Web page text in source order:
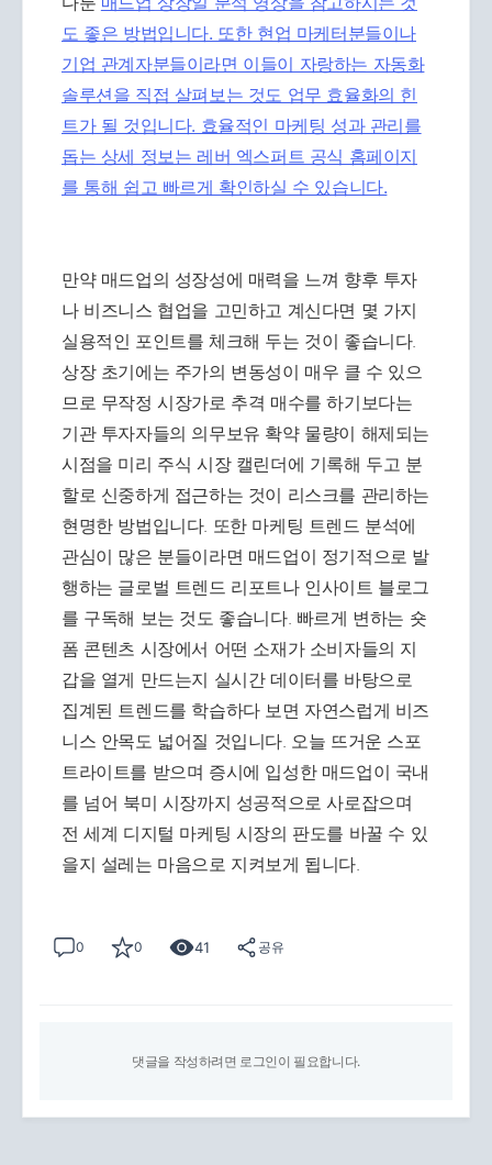
도 좋은 방법입니다. 또한 현업 마케터분들이나
기업 관계자분들이라면 이들이 자랑하는 자동화
솔루션을 직접 살펴보는 것도 업무 효율화의 힌
트가 될 것입니다. 효율적인 마케팅 성과 관리를
돕는 상세 정보는 레버 엑스퍼트 공식 홈페이지
를 통해 쉽고 빠르게 확인하실 수 있습니다.
만약 매드업의 성장성에 매력을 느껴 향후 투자
나 비즈니스 협업을 고민하고 계신다면 몇 가지
실용적인 포인트를 체크해 두는 것이 좋습니다.
상장 초기에는 주가의 변동성이 매우 클 수 있으
므로 무작정 시장가로 추격 매수를 하기보다는
기관 투자자들의 의무보유 확약 물량이 해제되는
시점을 미리 주식 시장 캘린더에 기록해 두고 분
할로 신중하게 접근하는 것이 리스크를 관리하는
현명한 방법입니다. 또한 마케팅 트렌드 분석에
관심이 많은 분들이라면 매드업이 정기적으로 발
행하는 글로벌 트렌드 리포트나 인사이트 블로그
를 구독해 보는 것도 좋습니다. 빠르게 변하는 숏
폼 콘텐츠 시장에서 어떤 소재가 소비자들의 지
갑을 열게 만드는지 실시간 데이터를 바탕으로
집계된 트렌드를 학습하다 보면 자연스럽게 비즈
니스 안목도 넓어질 것입니다. 오늘 뜨거운 스포
트라이트를 받으며 증시에 입성한 매드업이 국내
를 넘어 북미 시장까지 성공적으로 사로잡으며
전 세계 디지털 마케팅 시장의 판도를 바꿀 수 있
을지 설레는 마음으로 지켜보게 됩니다.
0 0 41 공유
댓글을 작성하려면 로그인이 필요합니다.